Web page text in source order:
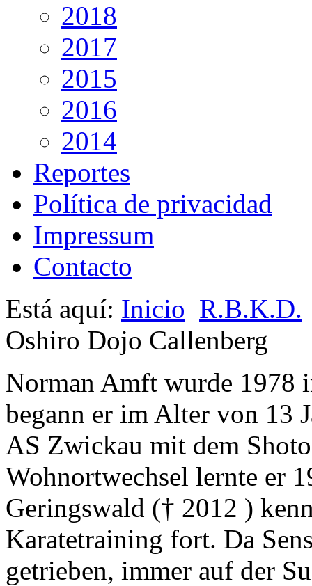
2018
2017
2015
2016
2014
Reportes
Política de privacidad
Impressum
Contacto
Está aquí: Inicio R.B.K.D.
Oshiro Dojo Callenberg
Norman Amft wurde 1978
begann er im Alter von 13
AS Zwickau mit dem
Wohnortwechsel lernte er
Geringswald († 2012 )
Karatetraining fort. Da
getrieben, immer auf der